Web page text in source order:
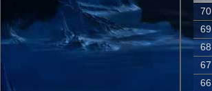
70
69
68
67
66